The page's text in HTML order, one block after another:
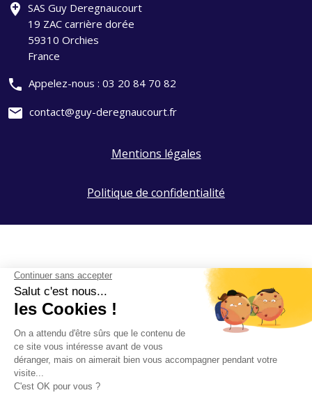
add_location SAS Guy Deregnaucourt
19 ZAC carrière dorée
59310 Orchies
France
phone Appelez-nous : 03 20 84 70 82
mail contact@guy-deregnaucourt.fr
Mentions légales
Politique de confidentialité